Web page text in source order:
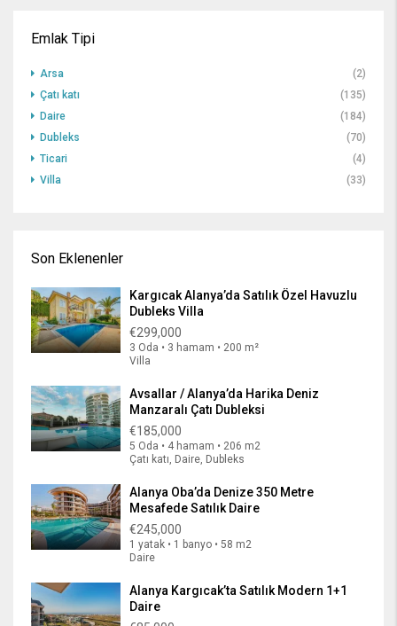
Emlak Tipi
Arsa
(2)
Çatı katı
(135)
Daire
(184)
Dubleks
(70)
Ticari
(4)
Villa
(33)
Son Eklenenler
Kargıcak Alanya’da Satılık Özel Havuzlu
Dubleks Villa
€299,000
3 Oda • 3 hamam • 200 m²
Villa
Avsallar / Alanya’da Harika Deniz
Manzaralı Çatı Dubleksi
€185,000
5 Oda • 4 hamam • 206 m2
Çatı katı, Daire, Dubleks
Alanya Oba’da Denize 350 Metre
Mesafede Satılık Daire
€245,000
1 yatak • 1 banyo • 58 m2
Daire
Alanya Kargıcak’ta Satılık Modern 1+1
Daire